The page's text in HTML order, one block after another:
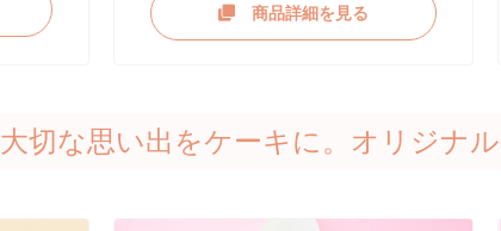
商品詳細を見る
大切な思い出をケーキに。オリジナ